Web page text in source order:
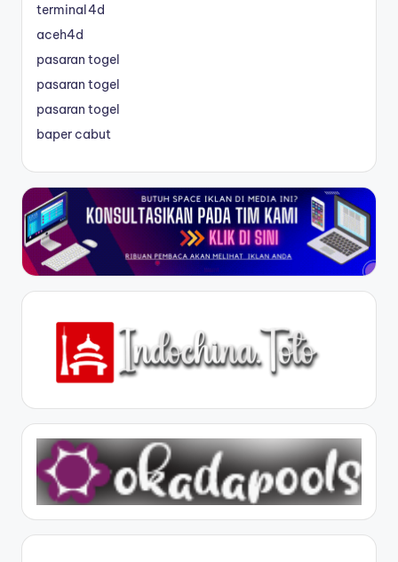
terminal4d
aceh4d
pasaran togel
pasaran togel
pasaran togel
baper cabut